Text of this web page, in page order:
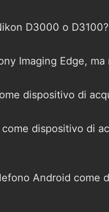
D3000 o D3100?
Imaging Edge,
dispositivo di
dispositivo di
Android come